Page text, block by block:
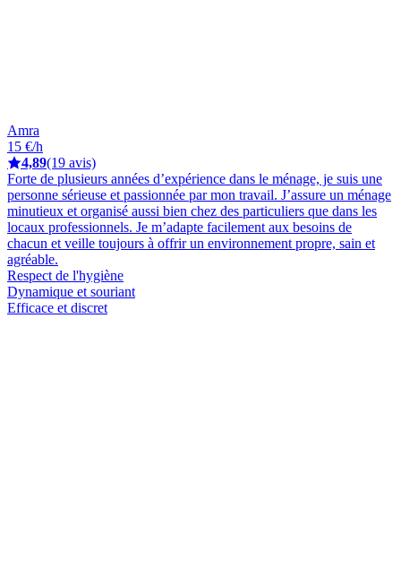
Amra
15 €/h
4,89(19 avis)
Forte de plusieurs années d’expérience dans le ménage, je suis une
personne sérieuse et passionnée par mon travail. J’assure un ménage
minutieux et organisé aussi bien chez des particuliers que dans les
locaux professionnels. Je m’adapte facilement aux besoins de
chacun et veille toujours à offrir un environnement propre, sain et
agréable.
Respect de l'hygiène
Dynamique et souriant
Efficace et discret